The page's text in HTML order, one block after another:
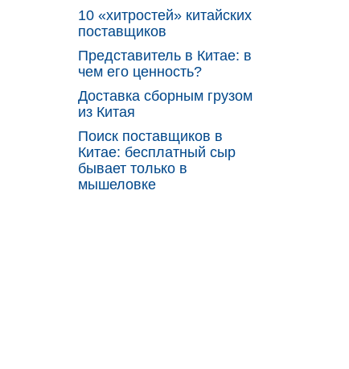
10 «хитростей» китайских
поставщиков
Представитель в Китае: в
чем его ценность?
Доставка сборным грузом
из Китая
Поиск поставщиков в
Китае: бесплатный сыр
бывает только в
мышеловке